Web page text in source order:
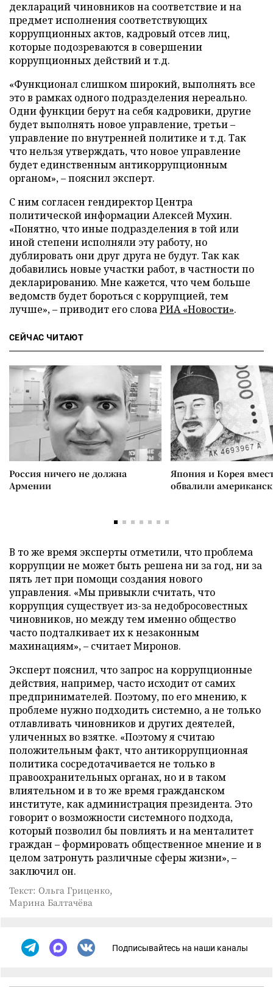
деклараций чиновников на соответствие и на
предмет исполнения соответствующих
коррупционных актов, кадровый отсев лиц,
которые подозреваются в совершении
коррупционных действий и т.д.
«Функционал слишком широкий, выполнять все
это в рамках одного подразделения нереально.
Одни функции берут на себя кадровики, другие
будет выполнять новое управление, третьи –
управление по внутренней политике и т.д. Так
что нельзя утверждать, что новое управление
будет единственным антикоррупционным
органом», – пояснил эксперт.
С ним согласен гендиректор Центра
политической информации Алексей Мухин.
«Понятно, что иные подразделения в той или
иной степени исполняли эту работу, но
дублировать они друг друга не будут. Так как
добавились новые участки работ, в частности по
декларированию. Мне кажется, что чем больше
ведомств будет бороться с коррупцией, тем
лучше», – приводит его словаРИА «Новости».
СЕЙЧАС ЧИТАЮТ
Россия ничего не должна
Армении
Япония и Корея
обвалили
В то же время эксперты отметили, что проблема
коррупции не может быть решена ни за год, ни за
пять лет при помощи создания нового
управления. «Мы привыкли считать, что
коррупция существует из-за недобросовестных
чиновников, но между тем именно общество
часто подталкивает их к незаконным
махинациям», – считает Миронов.
Эксперт пояснил, что запрос на коррупционные
действия, например, часто исходит от самих
предпринимателей. Поэтому, по его мнению, к
проблеме нужно подходить системно, а не только
отлавливать чиновников и других деятелей,
уличенных во взятке. «Поэтому я считаю
положительным факт, что антикоррупционная
политика сосредотачивается не только в
правоохранительных органах, но и в таком
влиятельном и в то же время гражданском
институте, как администрация президента. Это
говорит о возможности системного подхода,
который позволил бы повлиять и на менталитет
граждан – формировать общественное мнение и в
целом затронуть различные сферы жизни», –
заключил он.
Текст: Ольга Гриценко,
Марина Балтачёва
Подписывайтесь на наши каналы